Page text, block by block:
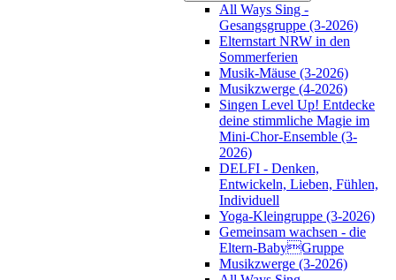
All Ways Sing -
Gesangsgruppe (3-2026)
Elternstart NRW in den
Sommerferien
Musik-Mäuse (3-2026)
Musikzwerge (4-2026)
Singen Level Up! Entdecke
deine stimmliche Magie im
Mini-Chor-Ensemble (3-
2026)
DELFI - Denken,
Entwickeln, Lieben, Fühlen,
Individuell
Yoga-Kleingruppe (3-2026)
Gemeinsam wachsen - die
Eltern-BabyGruppe
Musikzwerge (3-2026)